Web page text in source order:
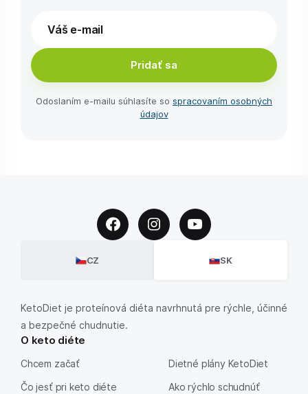
Pridať sa
Odoslaním e-⁠mailu súhlasíte so spracovaním osobných
údajov
CZ SK
KetoDiet je proteínová diéta navrhnutá pre rýchle, účinné
a bezpečné chudnutie.
O keto diéte
Chcem začať
Čo jesť pri keto diéte
Dietné plány KetoDiet
Ako rýchlo schudnúť